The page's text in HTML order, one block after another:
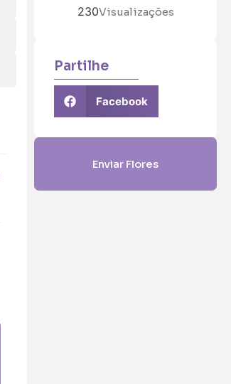
230Visualizações
Partilhe
Facebook
Enviar Flores